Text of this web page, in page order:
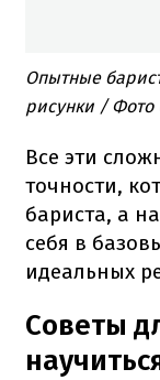
Опытные
рисунки / Фото
Все эти
точности,
бариста, а
себя в
идеальных
Советы